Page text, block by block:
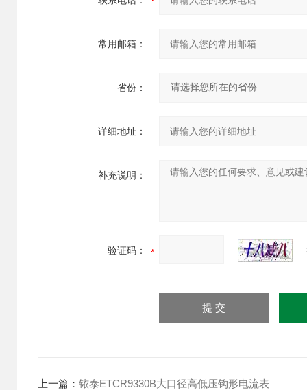
常用邮箱：
省份：
详细地址：
补充说明：
验证码：
上一篇： 铱泰ETCR9330B大口径高低压钩形电流表